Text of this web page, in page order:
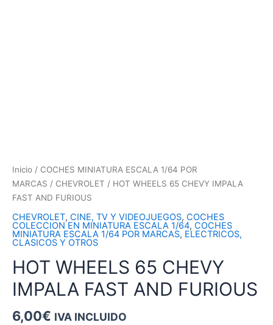
Inicio / COCHES MINIATURA ESCALA 1/64 POR
MARCAS / CHEVROLET / HOT WHEELS 65 CHEVY IMPALA
FAST AND FURIOUS
CHEVROLET, CINE, TV Y VIDEOJUEGOS, COCHES
COLECCION EN MINIATURA ESCALA 1/64, COCHES
MINIATURA ESCALA 1/64 POR MARCAS, ELECTRICOS,
CLASICOS Y OTROS
HOT WHEELS 65 CHEVY
IMPALA FAST AND FURIOUS
6,00€ IVA INCLUIDO